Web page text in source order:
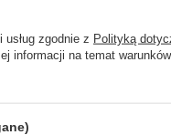
zgodnie z Polityką
informacji na temat